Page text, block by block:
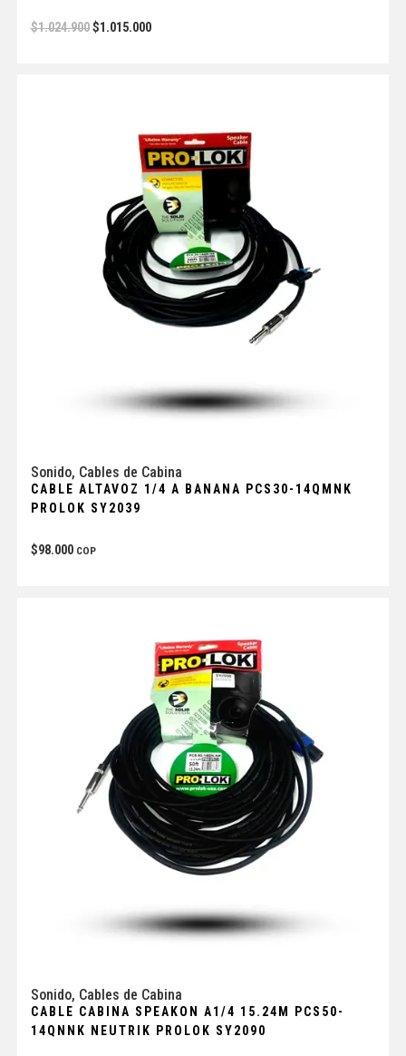
$1.024.900 $1.015.000
Sonido, Cables de Cabina
CABLE ALTAVOZ 1/4 A BANANA PCS30-14QMNK
PROLOK SY2039
$98.000 COP
Sonido, Cables de Cabina
CABLE CABINA SPEAKON A1/4 15.24M PCS50-
14QNNK NEUTRIK PROLOK SY2090